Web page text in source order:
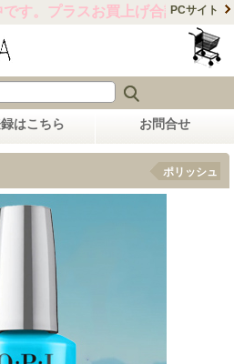
す。プラスお買上げ合計金額
PCサイト
はこちら お問合せ
ポリッシュ